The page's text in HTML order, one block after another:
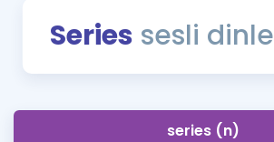
Series sesli dinle
series (n)